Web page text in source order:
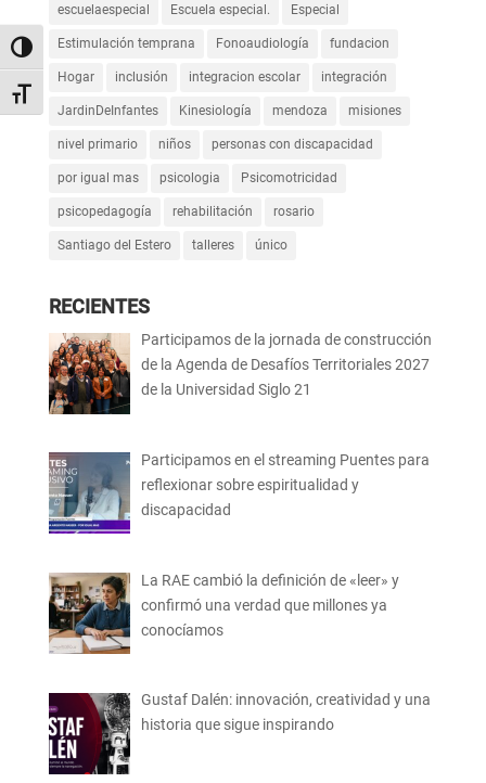
Alternar alto contraste
Alternar tamaño de letra
escuelaespecial Escuela especial. Especial
Estimulación temprana Fonoaudiología fundacion
Hogar inclusión integracion escolar integración
JardinDeInfantes Kinesiología mendoza misiones
nivel primario niños personas con discapacidad
por igual mas psicologia Psicomotricidad
psicopedagogía rehabilitación rosario
Santiago del Estero talleres único
RECIENTES
Participamos de la jornada de construcción
de la Agenda de Desafíos Territoriales 2027
de la Universidad Siglo 21
Participamos en el streaming Puentes para
reflexionar sobre espiritualidad y
discapacidad
La RAE cambió la definición de «leer» y
confirmó una verdad que millones ya
conocíamos
Gustaf Dalén: innovación, creatividad y una
historia que sigue inspirando